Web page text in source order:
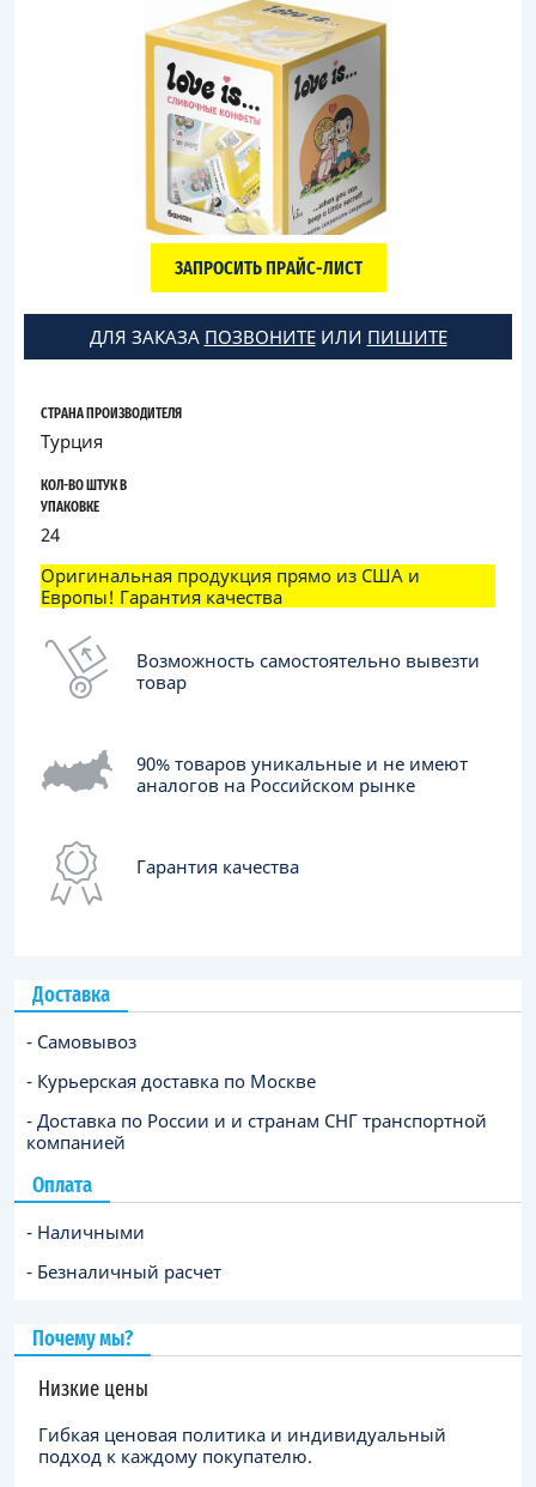
ЗАПРОСИТЬ ПРАЙС-ЛИСТ
ДЛЯ ЗАКАЗА ПОЗВОНИТЕИЛИ ПИШИТЕ
СТРАНА ПРОИЗВОДИТЕЛЯ
Турция
КОЛ-ВО ШТУК В
УПАКОВКЕ
24
Оригинальная продукция прямо из США и
Европы! Гарантия качества
Возможность самостоятельно вывезти
товар
90% товаров уникальные и не имеют
аналогов на Российском рынке
Гарантия качества
Доставка
- Самовывоз
- Курьерская доставка по Москве
- Доставка по России и и странам СНГ транспортной
компанией
Оплата
- Наличными
- Безналичный расчет
Почему мы?
Низкие цены
Гибкая ценовая политика и индивидуальный
подход к каждому покупателю.